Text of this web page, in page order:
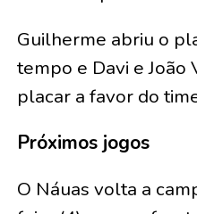
Guilherme abriu o
tempo e Davi e João
placar a favor do
Próximos jogos
O Náuas volta a